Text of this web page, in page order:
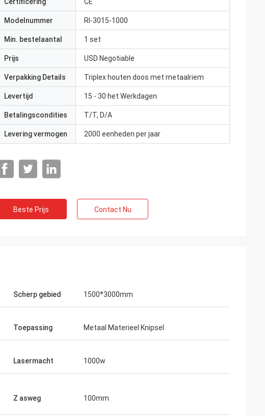
Modelnummer Rl-3015-1000
Min. bestelaantal 1 set
Prijs USD Negotiable
Verpakking Details Triplex houten doos met metaalriem
Levertijd 15 - 30 het Werkdagen
Betalingscondities T/T, D/A
Levering vermogen 2000 eenheden per jaar
Beste Prijs Contact Nu
Scherp gebied 1500*3000mm
Toepassing Metaal Materieel Knipsel
Lasermacht 1000w
Z asweg 100mm